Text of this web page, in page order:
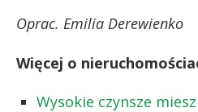
Oprac. Emilia Derewienko
Więcej o
Wysokie czynsze